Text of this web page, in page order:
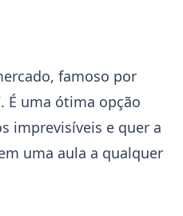
famoso por
É uma ótima opção
imprevisíveis e quer a
uma aula a qualquer